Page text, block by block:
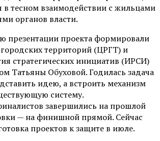
в тесном взаимодействии с жильцами
органов власти.
презентации проекта формировали
территорий (ЦРГТ) и
стратегических инициатив (ИРСИ)
Татьяны Обуховой. Годилась задача
идею, а встроить механизм
систему.
завершились на прошлой
— на финишной прямой. Сейчас
проектов к защите в июле.